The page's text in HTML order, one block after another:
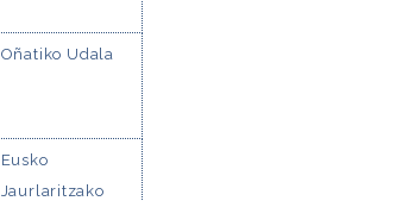
Oñatiko Udala
Eusko
Jaurlaritzako